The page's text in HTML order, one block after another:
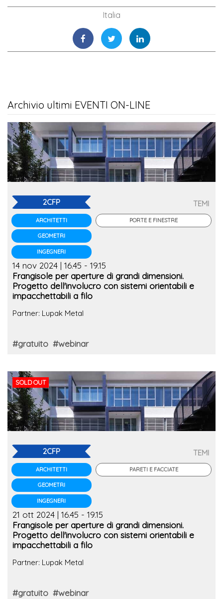
Italia
Archivio ultimi EVENTI ON-LINE
2CFP
ARCHITETTI
GEOMETRI
INGEGNERI
TEMI
PORTE E FINESTRE
14 nov 2024 | 16.45 - 19.15
Frangisole per aperture di grandi dimensioni.
Progetto dell'involucro con sistemi orientabili e
impacchettabili a filo
Partner: Lupak Metal
#gratuito #webinar
SOLD OUT
2CFP
ARCHITETTI
GEOMETRI
INGEGNERI
TEMI
PARETI E FACCIATE
21 ott 2024 | 16.45 - 19.15
Frangisole per aperture di grandi dimensioni.
Progetto dell'involucro con sistemi orientabili e
impacchettabili a filo
Partner: Lupak Metal
#gratuito #webinar